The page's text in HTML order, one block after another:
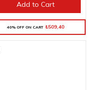
40% OFF ON CART ₺509,40
Add to Cart